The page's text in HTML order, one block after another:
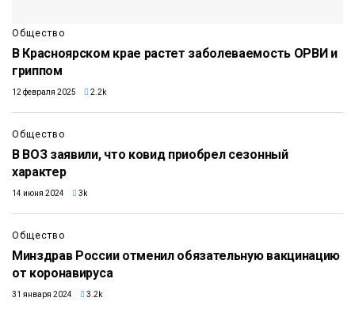
Общество
В Красноярском крае растет заболеваемость ОРВИ и
гриппом
12 февраля 2025 2.2k
Общество
В ВОЗ заявили, что ковид приобрел сезонный
характер
14 июня 2024 3k
Общество
Минздрав России отменил обязательную вакцинацию
от коронавируса
31 января 2024 3.2k